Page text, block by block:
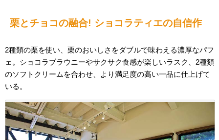
栗とチョコの融合! ショコラティエの自信作
2種類の栗を使い、栗のおいしさをダブルで味わえる濃厚なパフ
ェ。ショコラブラウニーやサクサク食感が楽しいラスク、2種類
のソフトクリームを合わせ、より満足度の高い一品に仕上げて
いる。